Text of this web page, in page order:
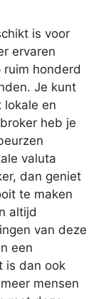
is voor
ervaren
ruim honderd
Je kunt
lokale en
heb je
valuta
dan geniet
te maken
altijd
van deze
een
is dan ook
mensen